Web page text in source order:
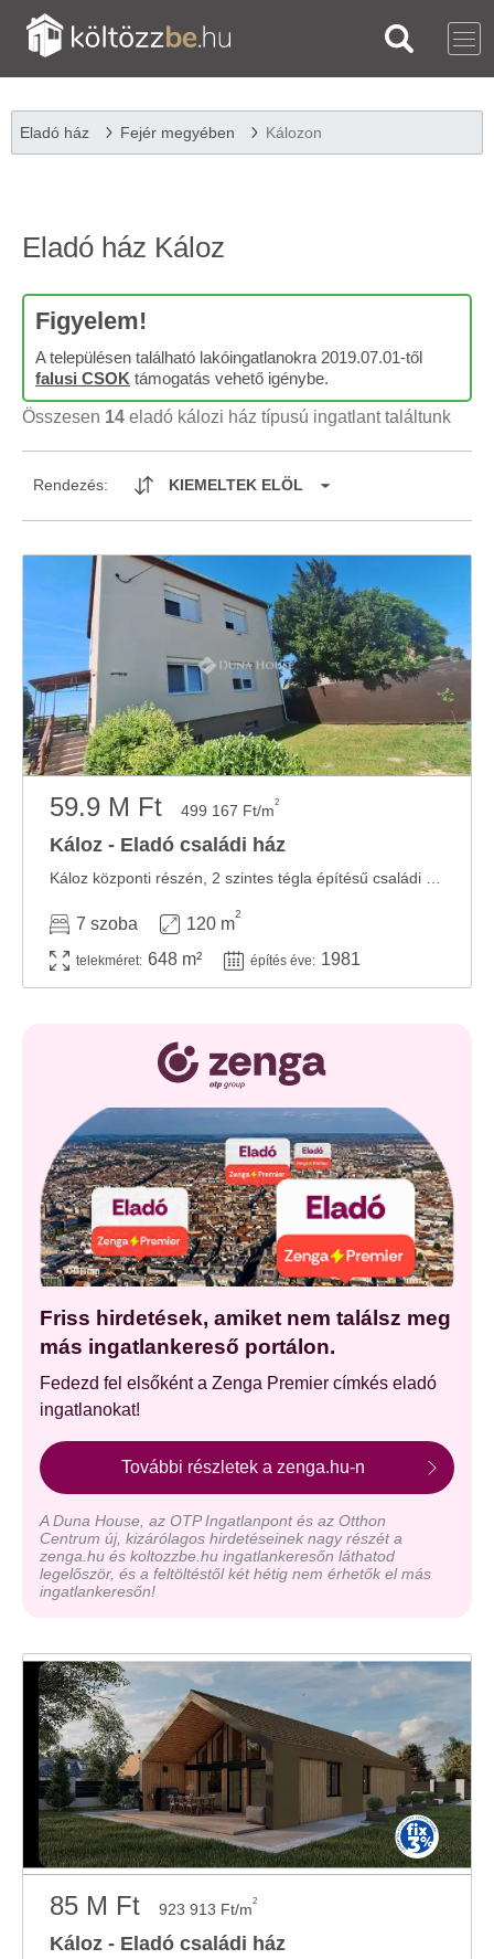
Eladó ház Fejér megyében Kálozon
Eladó ház Káloz
Figyelem!
A településen található lakóingatlanokra 2019.07.01-től
falusi CSOK támogatás vehető igénybe.
Összesen 14 eladó kálozi ház típusú ingatlant találtunk
Rendezés: KIEMELTEK ELÖL
59.9 M Ft 499 167 Ft/m2
Káloz - Eladó családi ház
7 szoba 120 m
2
telekméret: 648 m² építés éve: 1981
Friss hirdetések, amiket nem találsz meg
más ingatlankereső portálon.
Fedezd fel elsőként a Zenga Premier címkés eladó
ingatlanokat!
További részletek a zenga.hu-n
A Duna House, az OTP Ingatlanpont és az Otthon
Centrum új, kizárólagos hirdetéseinek nagy részét a
zenga.hu és koltozzbe.hu ingatlankeresőn láthatod
legelőször, és a feltöltéstől két hétig nem érhetők el más
ingatlankeresőn!
85 M Ft 923 913 Ft/m2
Káloz - Eladó családi ház